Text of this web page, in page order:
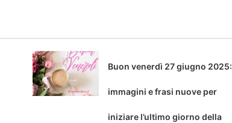
Buon venerdì 27 giugno 2025:
immagini e frasi nuove per
iniziare l’ultimo giorno della